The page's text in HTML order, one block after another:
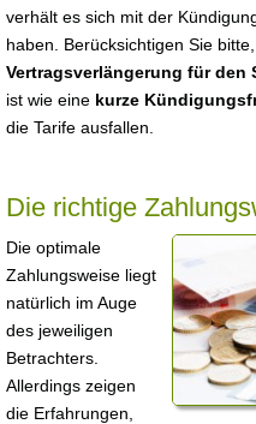
verhält es sich mit der
haben. Berücksichtigen Sie
Vertragsverlängerung für den
ist wie eine kurze
die Tarife ausfallen.
Die richtige
Die optimale
Zahlungsweise liegt
natürlich im Auge
des jeweiligen
Betrachters.
Allerdings zeigen
die Erfahrungen,